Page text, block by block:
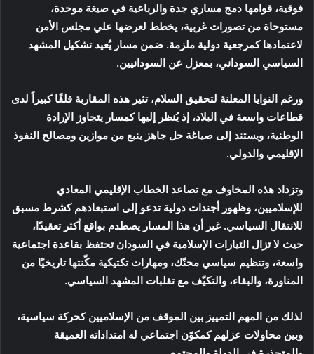
فوقية، قوامها دمج مساري جدة والرباعية في صيغة موحدة،
مستوحاة من تصورات غربية، يخطط لعرضها علي مجلس الأمن
لاعتمادها كمرجعية دولية ملزمة. ضمن مسار يُعيد تشكيل المشهد
السياسي السوداني، بمعزل عن السودانيين.
ورغم النوايا المعلنة لتحقيق السلام، تثير هذه المقاربة قلقًا كبيراً لدى
قطاعات واسعة في البلاد، إذ يُنظر إليها كمسار يتجاوز الإرادة
الوطنية، ويستند إلى صياغة حل جاهز ينبع من موازين ومصالح النفوذ
الإقليمي والدولي.
وتزداد هذه المخاوف مع تصاعد الخطاب الإقليمي المعادي
للإسلاميين، وظهور أجندات دولية تدعو إلى استبعادهم كشرط مسبق
للانتقال السياسي. غير أن هذا المسار يصطدم بواقع أكثر تعقيدًا،
حيث لا تزال التيارات الإسلامية في السودان تحتفظ بقاعدة اجتماعية
واسعة، وتنظيم سياسي محنّك، ومهارات تكتيكية مكّنتها تاريخيًا من
المناورة، والبقاء، والتكيّف مع تقلبات المشهد السياسي.
لذلك من المهم التمييز بين الموقف من الإسلاميين كحركة سياسية،
وبين محاولات عزلهم كمكوّن اجتماعي له امتداداته العميقة